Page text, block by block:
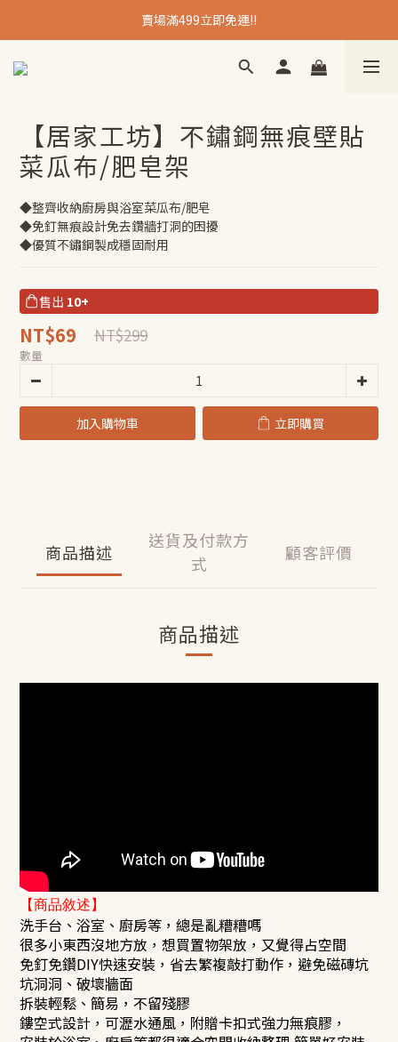
賣場滿499立即免運!!
【居家工坊】不鏽鋼無痕壁貼
菜瓜布/肥皂架
◆整齊收納廚房與浴室菜瓜布/肥皂
◆免釘無痕設計免去鑽牆打洞的困擾
◆優質不鏽鋼製成穩固耐用
售出 10+
NT$69 NT$299
數量
加入購物車 立即購買
商品描述
送貨及付款方
式
顧客評價
商品描述
【商品敘述】
洗手台、浴室、廚房等，總是亂糟糟嗎
很多小東西沒地方放，想買置物架放，又覺得占空間
免釘免鑽DIY快速安裝，省去繁複敲打動作，避免磁磚坑
坑洞洞、破壞牆面
拆裝輕鬆、簡易，不留殘膠
鏤空式設計，可瀝水通風，附贈卡扣式強力無痕膠，